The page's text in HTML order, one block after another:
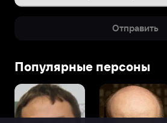
Отправить
Популярные персоны